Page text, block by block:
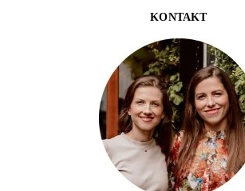
KONTAKT